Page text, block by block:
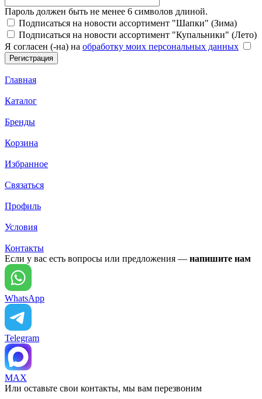
Пароль должен быть не менее 6 символов длиной.
Подписаться на новости ассортимент "Шапки" (Зима)
Подписаться на новости ассортимент "Купальники" (Лето)
Я согласен (-на) на обработку моих персональных данных
Главная
Каталог
Бренды
Корзина
Избранное
Связаться
Профиль
Условия
Контакты
Если у вас есть вопросы или предложения — напишите нам
WhatsApp
Telegram
MAX
Или оставьте свои контакты, мы вам перезвоним